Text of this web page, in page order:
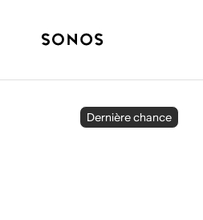
Dernière chance